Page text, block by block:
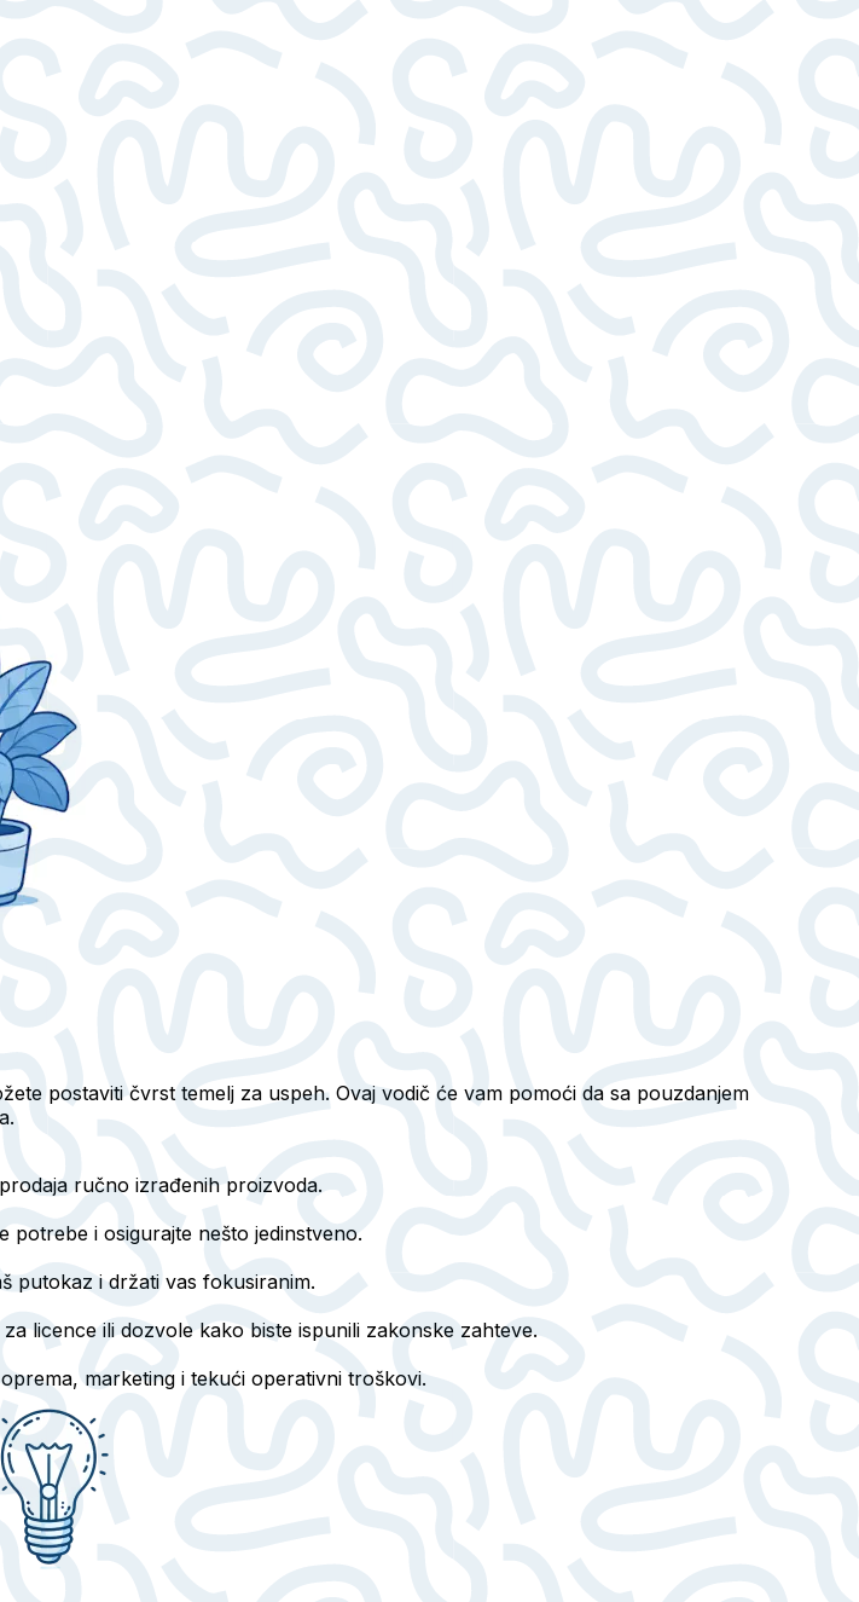
postaviti čvrst temelj za uspeh. Ovaj vodič će vam pomoći da sa pouzdanjem
ručno izrađenih proizvoda.
potrebe i osigurajte nešto jedinstveno.
putokaz i držati vas fokusiranim.
licence ili dozvole kako biste ispunili zakonske zahteve.
marketing i tekući operativni troškovi.